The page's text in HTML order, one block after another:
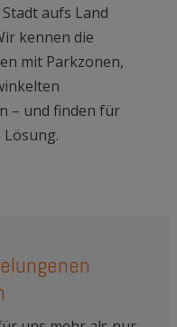
aufs Land
kennen die
mit Parkzonen,
– und finden für
Lösung.